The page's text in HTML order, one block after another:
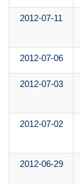
2012-07-11
2012-07-06
2012-07-03
2012-07-02
2012-06-29